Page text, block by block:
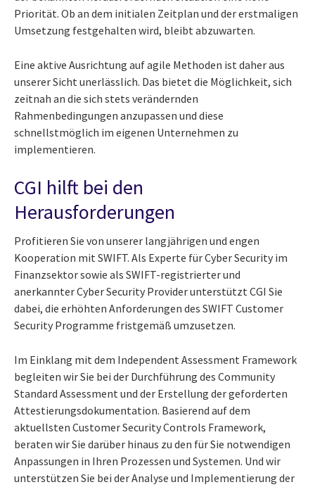
Priorität. Ob an dem initialen Zeitplan und der erstmaligen
Umsetzung festgehalten wird, bleibt abzuwarten.
Eine aktive Ausrichtung auf agile Methoden ist daher aus
unserer Sicht unerlässlich. Das bietet die Möglichkeit, sich
zeitnah an die sich stets verändernden
Rahmenbedingungen anzupassen und diese
schnellstmöglich im eigenen Unternehmen zu
implementieren.
CGI hilft bei den
Herausforderungen
Profitieren Sie von unserer langjährigen und engen
Kooperation mit SWIFT. Als Experte für Cyber Security im
Finanzsektor sowie als SWIFT-registrierter und
anerkannter Cyber Security Provider unterstützt CGI Sie
dabei, die erhöhten Anforderungen des SWIFT Customer
Security Programme fristgemäß umzusetzen.
Im Einklang mit dem Independent Assessment Framework
begleiten wir Sie bei der Durchführung des Community
Standard Assessment und der Erstellung der geforderten
Attestierungsdokumentation. Basierend auf dem
aktuellsten Customer Security Controls Framework,
beraten wir Sie darüber hinaus zu den für Sie notwendigen
Anpassungen in Ihren Prozessen und Systemen. Und wir
unterstützen Sie bei der Analyse und Implementierung der